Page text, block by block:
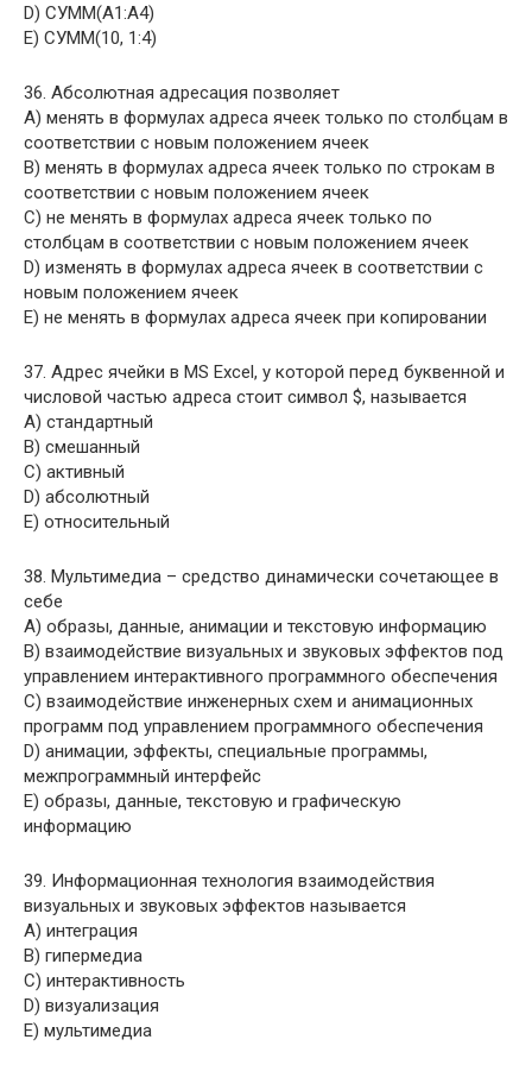
D) СУММ(A1:A4)
E) СУММ(10, 1:4)
36. Абсолютная адресация позволяет
A) менять в формулах адреса ячеек только по столбцам в
соответствии с новым положением ячеек
B) менять в формулах адреса ячеек только по строкам в
соответствии с новым положением ячеек
C) не менять в формулах адреса ячеек только по
столбцам в соответствии с новым положением ячеек
D) изменять в формулах адреса ячеек в соответствии с
новым положением ячеек
E) не менять в формулах адреса ячеек при копировании
37. Адрес ячейки в MS Excel, у которой перед буквенной и
числовой частью адреса стоит символ $, называется
A) стандартный
B) смешанный
C) активный
D) абсолютный
E) относительный
38. Мультимедиа – средство динамически сочетающее в
себе
A) образы, данные, анимации и текстовую информацию
B) взаимодействие визуальных и звуковых эффектов под
управлением интерактивного программного обеспечения
C) взаимодействие инженерных схем и анимационных
программ под управлением программного обеспечения
D) анимации, эффекты, специальные программы,
межпрограммный интерфейс
E) образы, данные, текстовую и графическую
информацию
39. Информационная технология взаимодействия
визуальных и звуковых эффектов называется
A) интеграция
B) гипермедиа
C) интерактивность
D) визуализация
E) мультимедиа